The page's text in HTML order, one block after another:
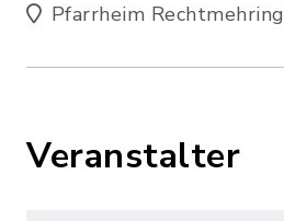
Pfarrheim Rechtmehring
Veranstalter